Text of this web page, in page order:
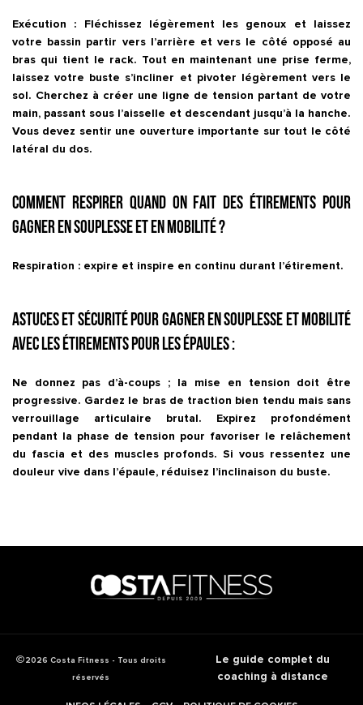
Exécution : Fléchissez légèrement les genoux et laissez
votre bassin partir vers l’arrière et vers le côté opposé au
bras qui tient le rack. Tout en maintenant une prise ferme,
laissez votre buste s’incliner et pivoter légèrement vers le
sol. Cherchez à créer une ligne de tension partant de votre
main, passant sous l’aisselle et descendant jusqu’à la hanche.
Vous devez sentir une ouverture importante sur tout le côté
latéral du dos.
Comment respirer quand on fait des étirements pour
gagner en souplesse et en mobilité ?
Respiration : expire et inspire en continu durant l’étirement.
Astuces et sécurité pour gagner en souplesse et mobilité
avec les étirements pour les épaules :
Ne donnez pas d’à-coups ; la mise en tension doit être
progressive. Gardez le bras de traction bien tendu mais sans
verrouillage articulaire brutal. Expirez profondément
pendant la phase de tension pour favoriser le relâchement
du fascia et des muscles profonds. Si vous ressentez une
douleur vive dans l’épaule, réduisez l’inclinaison du buste.
2026 Costa Fitness - Tous droits
réservés
Le guide complet du
coaching à distance